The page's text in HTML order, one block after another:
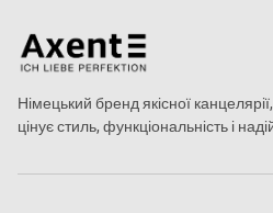
Німецький бренд якісної
цінує стиль, функціональність і